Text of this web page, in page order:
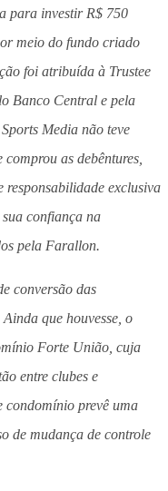
para investir R$ 750
meio do fundo criado
foi atribuída à Trustee
Banco Central e pela
Media não teve
as debêntures,
responsabilidade exclusiva
confiança na
pela Farallon.
conversão das
que houvesse, o
Forte União, cuja
entre clubes e
condomínio prevê uma
de mudança de controle